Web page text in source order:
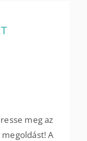
meg az
A